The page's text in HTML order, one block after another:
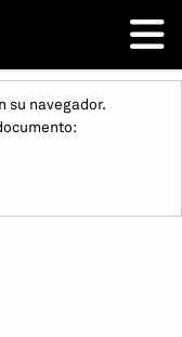
su navegador.